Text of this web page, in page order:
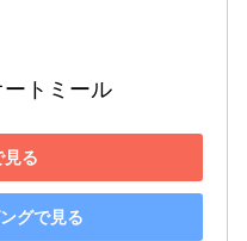
トミール
見る
グで見る